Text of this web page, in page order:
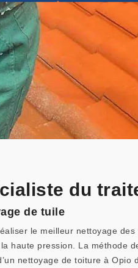
du
de tuile
le meilleur nettoyage
haute pression. La méthode
nettoyage de toiture à Opio